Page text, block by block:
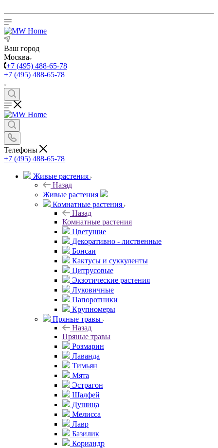
Ваш город
Москва
+7 (495) 488-65-78
+7 (495) 488-65-78
Телефоны
+7 (495) 488-65-78
Живые растения
Назад
Живые растения
Комнатные растения
Назад
Комнатные растения
Цветущие
Декоративно - лиственные
Бонсаи
Кактусы и суккуленты
Цитрусовые
Экзотические растения
Луковичные
Папоротники
Крупномеры
Пряные травы
Назад
Пряные травы
Розмарин
Лаванда
Тимьян
Мята
Эстрагон
Шалфей
Душица
Мелисса
Лавр
Базилик
Кориандр